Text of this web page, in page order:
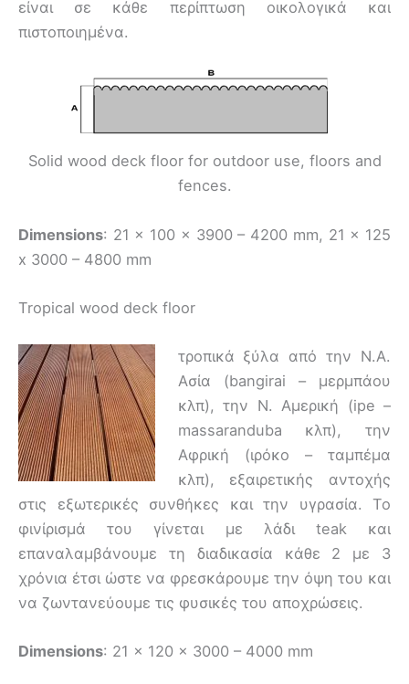
είναι σε κάθε περίπτωση οικολογικά και
πιστοποιημένα.
Solid wood deck floor for outdoor use, floors and
fences.
Dimensions: 21 x 100 x 3900 – 4200 mm, 21 x 125
x 3000 – 4800 mm
Tropical wood deck floor
τροπικά ξύλα από την Ν.Α.
Ασία (bangirai – μερμπάου
κλπ), την Ν. Αμερική (ipe –
massaranduba κλπ), την
Αφρική (ιρόκο – ταμπέμα
κλπ), εξαιρετικής αντοχής
στις εξωτερικές συνθήκες και την υγρασία. Το
φινίρισμά του γίνεται με λάδι teak και
επαναλαμβάνουμε τη διαδικασία κάθε 2 με 3
χρόνια έτσι ώστε να φρεσκάρουμε την όψη του και
να ζωντανεύουμε τις φυσικές του αποχρώσεις.
Dimensions: 21 x 120 x 3000 – 4000 mm